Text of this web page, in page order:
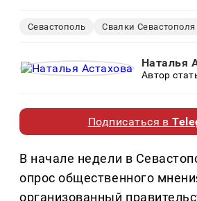
Севастополь Свалки Севастополя
Наталья
Автор
Подписаться в
В начале недели в
опрос общественного
организованный